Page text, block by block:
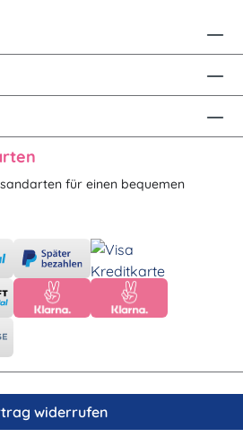
für einen bequemen
widerrufen